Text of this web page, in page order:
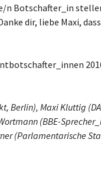
n Botschafter_in
dir, liebe Maxi,
Berlin), Maxi Kluttig
(BBE-
(Parlamentarische